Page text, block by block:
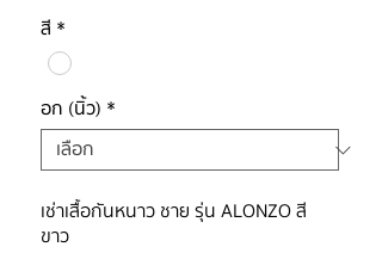
สี *
อก (นิ้ว) *
เช่าเสื้อกันหนาว ชาย รุ่น ALONZO สี
ขาว